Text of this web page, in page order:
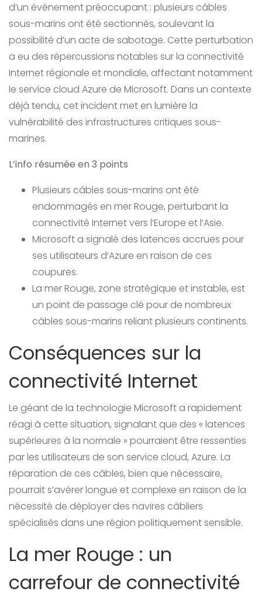
d’un événement préoccupant : plusieurs câbles
sous-marins ont été sectionnés, soulevant la
possibilité d’un acte de sabotage. Cette perturbation
a eu des répercussions notables sur la connectivité
Internet régionale et mondiale, affectant notamment
le service cloud Azure de Microsoft. Dans un contexte
déjà tendu, cet incident met en lumière la
vulnérabilité des infrastructures critiques sous-
marines.
L’info résumée en 3 points
Plusieurs câbles sous-marins ont été
endommagés en mer Rouge, perturbant la
connectivité Internet vers l’Europe et l’Asie.
Microsoft a signalé des latences accrues pour
ses utilisateurs d’Azure en raison de ces
coupures.
La mer Rouge, zone stratégique et instable, est
un point de passage clé pour de nombreux
câbles sous-marins reliant plusieurs continents.
Conséquences sur la
connectivité Internet
Le géant de la technologie Microsoft a rapidement
réagi à cette situation, signalant que des « latences
supérieures à la normale » pourraient être ressenties
par les utilisateurs de son service cloud, Azure. La
réparation de ces câbles, bien que nécessaire,
pourrait s’avérer longue et complexe en raison de la
nécessité de déployer des navires câbliers
spécialisés dans une région politiquement sensible.
La mer Rouge : un
carrefour de connectivité